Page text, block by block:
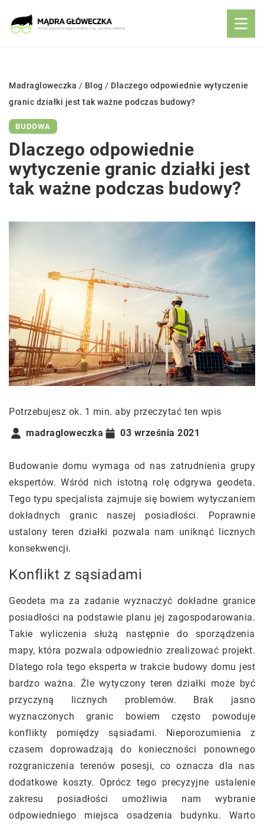
Madragloweczka / Blog / Dlaczego odpowiednie wytyczenie
granic działki jest tak ważne podczas budowy?
BUDOWA
Dlaczego odpowiednie
wytyczenie granic działki jest
tak ważne podczas budowy?
Potrzebujesz ok. 1 min. aby przeczytać ten wpis
madragloweczka
03 września 2021
Budowanie domu wymaga od nas zatrudnienia grupy
ekspertów. Wśród nich istotną rolę odgrywa geodeta.
Tego typu specjalista zajmuje się bowiem wytyczaniem
dokładnych granic naszej posiadłości. Poprawnie
ustalony teren działki pozwala nam uniknąć licznych
konsekwencji.
Konflikt z sąsiadami
Geodeta ma za zadanie wyznaczyć dokładne granice
posiadłości na podstawie planu jej zagospodarowania.
Takie wyliczenia służą następnie do sporządzenia
mapy, która pozwala odpowiednio zrealizować projekt.
Dlatego rola tego eksperta w trakcie budowy domu jest
bardzo ważna. Źle wytyczony teren działki może być
przyczyną licznych problemów. Brak jasno
wyznaczonych granic bowiem często powoduje
konflikty pomiędzy sąsiadami. Nieporozumienia z
czasem doprowadzają do konieczności ponownego
rozgraniczenia terenów posesji, co oznacza dla nas
dodatkowe koszty. Oprócz tego precyzyjne ustalenie
zakresu posiadłości umożliwia nam wybranie
odpowiedniego miejsca osadzenia budynku. Warto